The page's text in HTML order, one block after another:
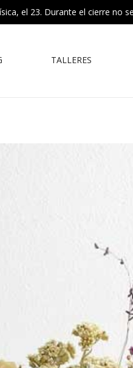
el 23. Durante el cierre no
TALLERES